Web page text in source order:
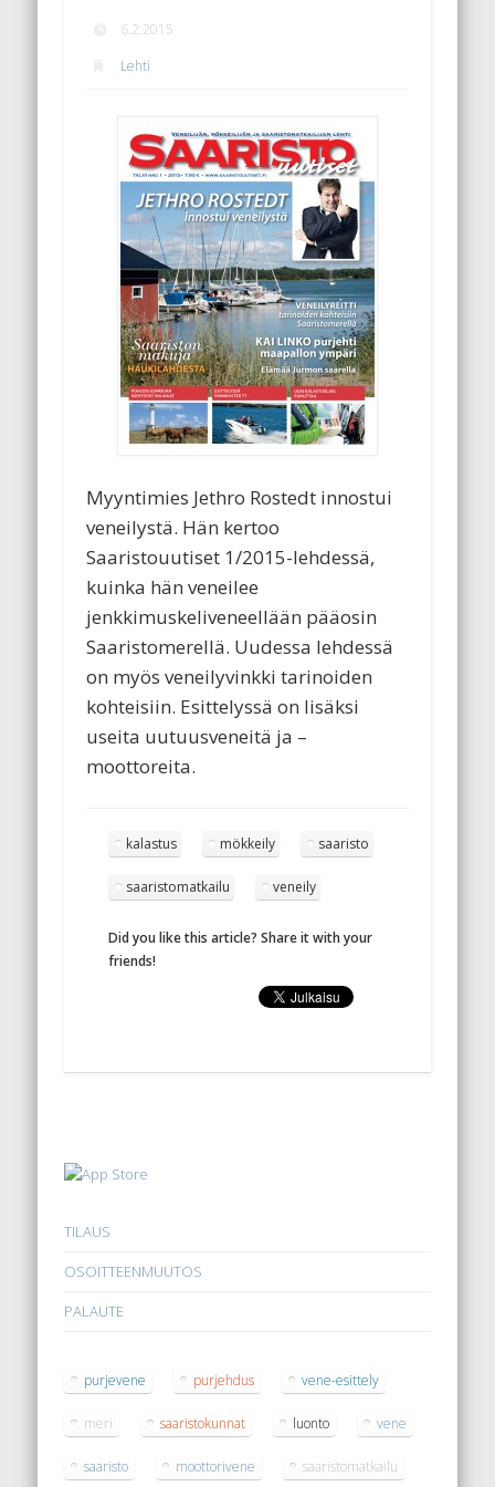
6.2.2015
Lehti
Myyntimies Jethro Rostedt innostui
veneilystä. Hän kertoo
Saaristouutiset 1/2015-lehdessä,
kuinka hän veneilee
jenkkimuskeliveneellään pääosin
Saaristomerellä. Uudessa lehdessä
on myös veneilyvinkki tarinoiden
kohteisiin. Esittelyssä on lisäksi
useita uutuusveneitä ja –
moottoreita.
kalastus mökkeily saaristo
saaristomatkailu veneily
Did you like this article? Share it with your
friends!
TILAUS
OSOITTEENMUUTOS
PALAUTE
purjevene purjehdus vene-esittely
meri saaristokunnat luonto vene
saaristo moottorivene saaristomatkailu